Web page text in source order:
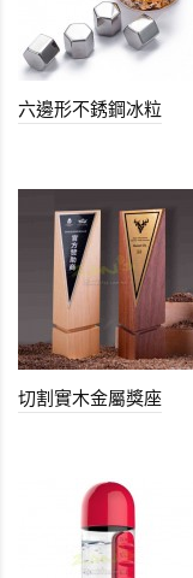
六邊形不銹鋼冰粒
切割實木金屬獎座